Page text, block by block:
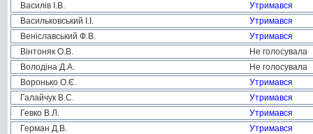
Василів І.В.
Утримався
Васильковський І.І.
Утримався
Веніславський Ф.В.
Утримався
Вінтоняк О.В.
Не голосувала
Володіна Д.А.
Не голосувала
Воронько О.Є.
Утримався
Галайчук В.С.
Утримався
Гевко В.Л.
Утримався
Герман Д.В.
Утримався